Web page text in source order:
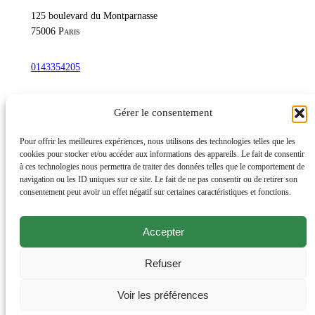
Gérer le consentement
Pour offrir les meilleures expériences, nous utilisons des technologies telles que les
cookies pour stocker et/ou accéder aux informations des appareils. Le fait de consentir
à ces technologies nous permettra de traiter des données telles que le comportement de
navigation ou les ID uniques sur ce site. Le fait de ne pas consentir ou de retirer son
consentement peut avoir un effet négatif sur certaines caractéristiques et fonctions.
Accepter
Refuser
Voir les préférences
125 boulevard du Montparnasse
75006 Paris
0143354205
Instagram
Lundi au samedi : 10h-20h30
Éditions et productions
Offrir un cadeau